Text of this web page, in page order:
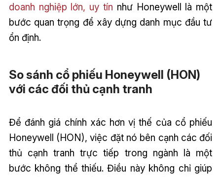
doanh nghiệp lớn, uy tín như Honeywell là một
bước quan trọng để xây dựng danh mục đầu tư
ổn định.
So sánh cổ phiếu Honeywell (HON)
với các đối thủ cạnh tranh
Để đánh giá chính xác hơn vị thế của cổ phiếu
Honeywell (HON), việc đặt nó bên cạnh các đối
thủ cạnh tranh trực tiếp trong ngành là một
bước không thể thiếu. Điều này không chỉ giúp